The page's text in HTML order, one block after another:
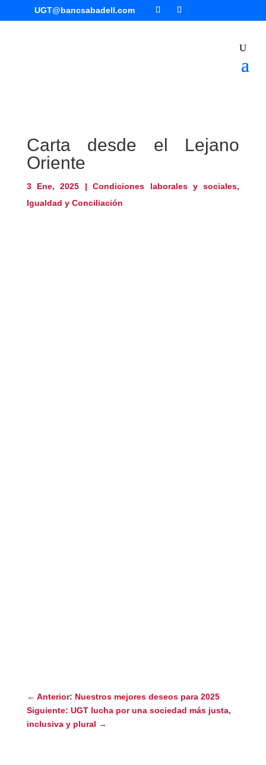
UGT@bancsabadell.com
Carta desde el Lejano
Oriente
3 Ene, 2025 |Condiciones laborales y sociales,
Igualdad y Conciliación
← Anterior: Nuestros mejores deseos para 2025
Siguiente: UGT lucha por una sociedad más justa,
inclusiva y plural →